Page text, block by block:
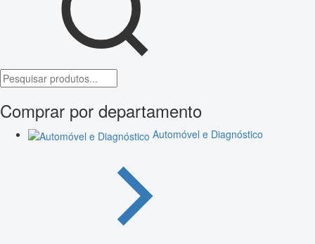
Comprar por departamento
Automóvel e Diagnóstico